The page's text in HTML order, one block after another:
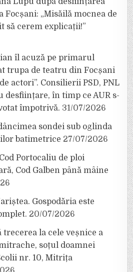
„Misăilă mocnea de
să cerem explicații!”
îl acuză pe primarul
trupa de teatru din Focșani
actori”. Consilierii PSD, PNL
desființare, în timp ce AUR s-
împotrivă. 31/07/2026
sondei sub oglinda
batimetrice 27/07/2026
Portocaliu de ploi
Cod Galben până mâine
Gospodăria este
20/07/2026
trecerea la cele veșnice a
soțul doamnei
nr. 10, Mitrița